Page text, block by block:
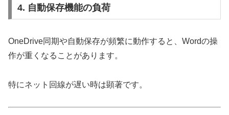
4. 自動保存機能の負荷
OneDrive同期や自動保存が頻繁に動作すると、Wordの操
作が重くなることがあります。
特にネット回線が遅い時は顕著です。